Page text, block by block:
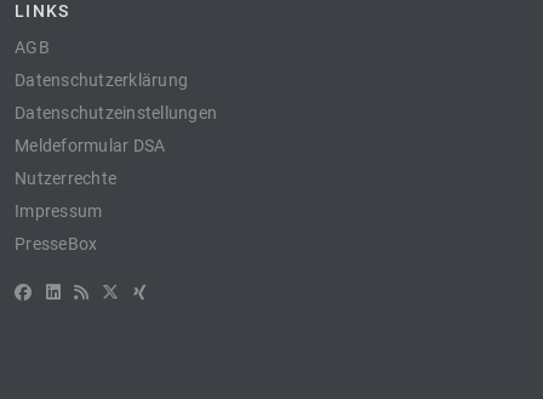
LINKS
AGB
Datenschutzerklärung
Datenschutzeinstellungen
Meldeformular DSA
Nutzerrechte
Impressum
PresseBox